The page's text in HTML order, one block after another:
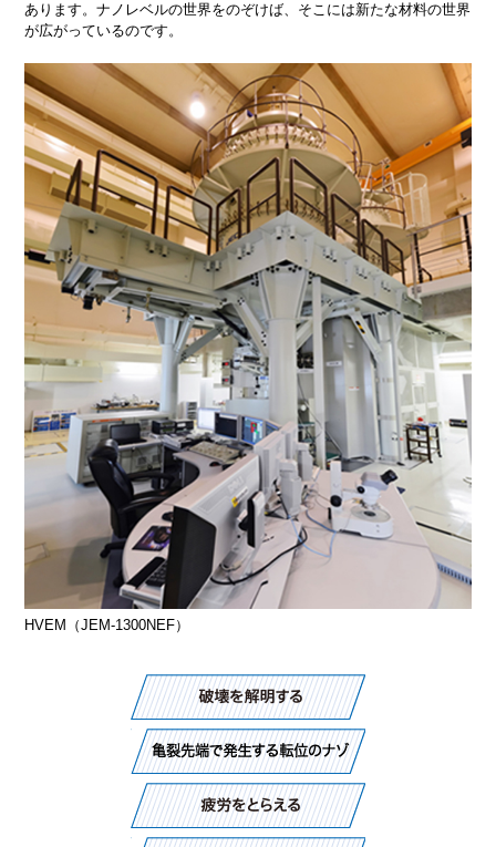
あります。ナノレベルの世界をのぞけば、そこには新たな材料の世界
が広がっているのです。
HVEM（JEM-1300NEF）